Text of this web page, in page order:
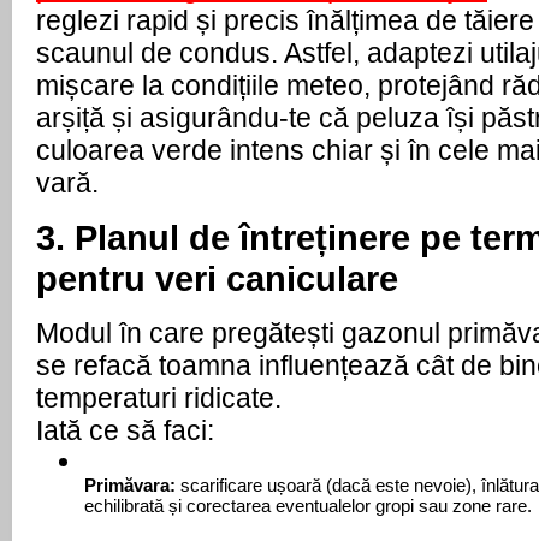
reglezi rapid și precis înălțimea de
scaunul de condus. Astfel, adaptezi
mișcare la condițiile meteo, protejând
arșiță și asigurându-te că peluza își
culoarea verde intens chiar și în cele
vară.
3. Planul de întreținere pe
pentru veri caniculare
Modul în care pregătești gazonul
se refacă toamna influențează cât de
temperaturi ridicate.
Iată ce să faci:
Primăvara: scarificare ușoară (dacă este nevoie),
echilibrată și corectarea eventualelor gropi sau zone rare.